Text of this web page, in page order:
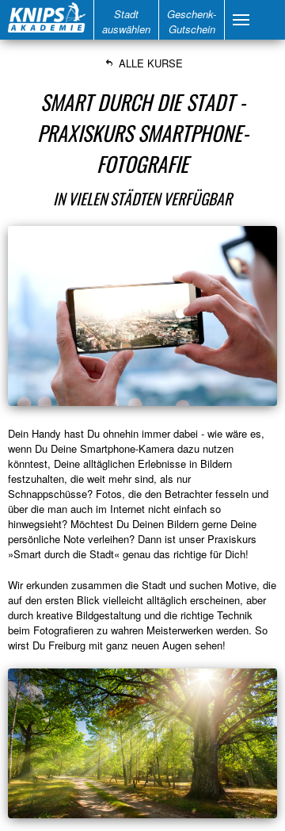
Stadt
auswählen
Geschenk-
Gutschein
ALLE KURSE
SMART DURCH DIE STADT -
PRAXISKURS SMARTPHONE-
FOTOGRAFIE
IN VIELEN STÄDTEN VERFÜGBAR
Dein Handy hast Du ohnehin immer dabei - wie wäre es,
wenn Du Deine Smartphone-Kamera dazu nutzen
könntest, Deine alltäglichen Erlebnisse in Bildern
festzuhalten, die weit mehr sind, als nur
Schnappschüsse? Fotos, die den Betrachter fesseln und
über die man auch im Internet nicht einfach so
hinwegsieht? Möchtest Du Deinen Bildern gerne Deine
persönliche Note verleihen? Dann ist unser Praxiskurs
»Smart durch die Stadt« genau das richtige für Dich!
Wir erkunden zusammen die Stadt und suchen Motive, die
auf den ersten Blick vielleicht alltäglich erscheinen, aber
durch kreative Bildgestaltung und die richtige Technik
beim Fotografieren zu wahren Meisterwerken werden. So
wirst Du Freiburg mit ganz neuen Augen sehen!